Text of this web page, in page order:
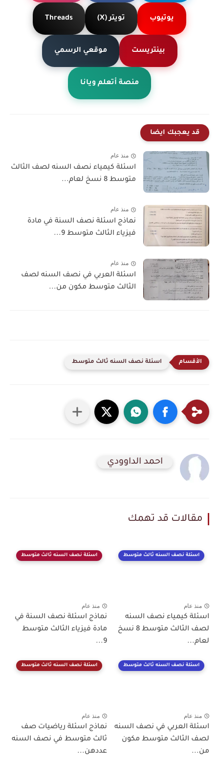
يوتيوب تويتر (X) Threads
بينتريست موقعي الرسمي
منصة أتعلم ويانا
قد يعجبك ايضا
منذ عام
اسئلة كيمياء نصف السنه لصف الثالث
متوسط 8 نسخ لعام...
منذ عام
نماذج اسئلة نصف السنة في مادة
فيزياء الثالث متوسط 9...
منذ عام
اسئلة العربي في نصف السنه لصف
الثالث متوسط مكون من...
اسئلة نصف السنه ثالث متوسط
احمد الداوودي
مقالات قد تهمك
اسئلة نصف السنه ثالث متوسط
منذ عام
اسئلة كيمياء نصف السنه
لصف الثالث متوسط 8 نسخ
لعام...
اسئلة نصف السنه ثالث متوسط
منذ عام
نماذج اسئلة نصف السنة في
مادة فيزياء الثالث متوسط
9...
اسئلة نصف السنه ثالث متوسط
منذ عام
اسئلة العربي في نصف السنه
لصف الثالث متوسط مكون
من...
اسئلة نصف السنه ثالث متوسط
منذ عام
نماذج اسئلة رياضيات صف
ثالث متوسط في نصف السنه
عددهن...